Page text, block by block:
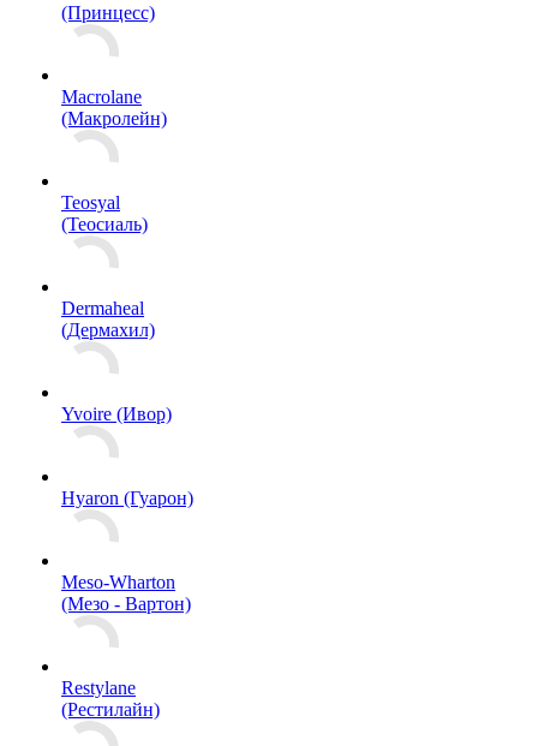
(Принцесс)
Macrolane
(Макролейн)
Teosyal
(Теосиаль)
Dermaheal
(Дермахил)
Yvoire (Ивор)
Hyaron (Гуарон)
Meso-Wharton
(Мезо - Вартон)
Restylane
(Рестилайн)